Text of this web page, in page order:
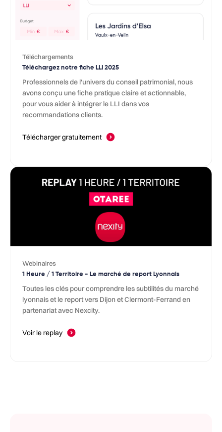
Téléchargements
Téléchargez notre fiche LLI 2025
Professionnels de l'univers du conseil patrimonial, nous
avons conçu une fiche pratique claire et actionnable,
pour vous aider à intégrer le LLI dans vos
recommandations clients.
Télécharger gratuitement
Webinaires
1 Heure / 1 Territoire - Le marché de report Lyonnais
Toutes les clés pour comprendre les subtilités du marché
lyonnais et le report vers Dijon et Clermont-Ferrand en
partenariat avec Nexcity.
Voir le replay